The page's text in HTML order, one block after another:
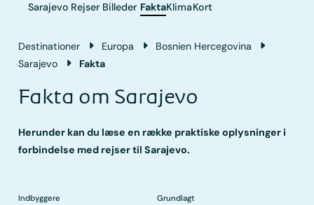
Sarajevo Rejser Billeder FaktaKlimaKort
Destinationer Europa
Bosnien Hercegovina
Sarajevo
Fakta
Fakta om Sarajevo
Herunder kan du læse en række praktiske oplysninger i
forbindelse med rejser til Sarajevo.
Indbyggere Grundlagt